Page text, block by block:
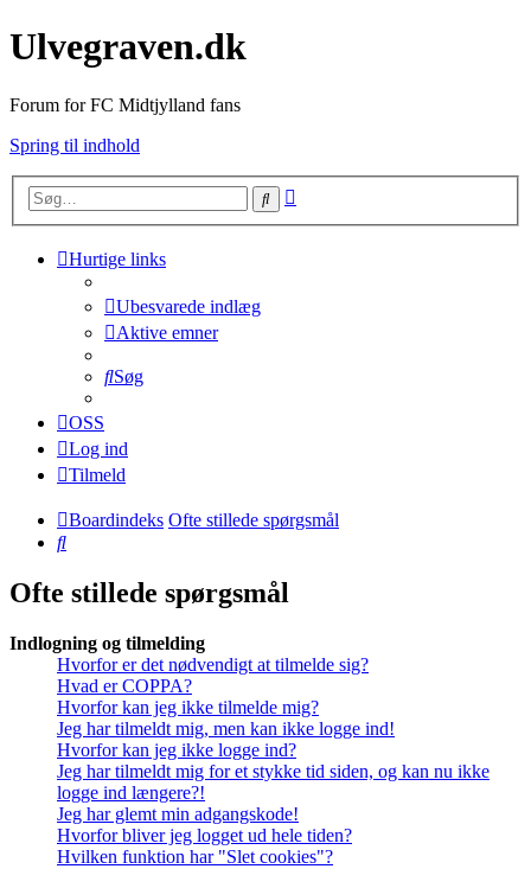
Ulvegraven.dk
Forum for FC Midtjylland fans
Spring til indhold
Søg
Hurtige links
Ubesvarede indlæg
Aktive emner
Søg
OSS
Log ind
Tilmeld
Boardindeks Ofte stillede spørgsmål
Søg
Ofte stillede spørgsmål
Indlogning og tilmelding
Hvorfor er det nødvendigt at tilmelde sig?
Hvad er COPPA?
Hvorfor kan jeg ikke tilmelde mig?
Jeg har tilmeldt mig, men kan ikke logge ind!
Hvorfor kan jeg ikke logge ind?
Jeg har tilmeldt mig for et stykke tid siden, og kan nu ikke
logge ind længere?!
Jeg har glemt min adgangskode!
Hvorfor bliver jeg logget ud hele tiden?
Hvilken funktion har "Slet cookies"?